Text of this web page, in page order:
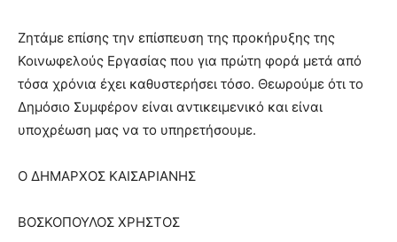
Ζητάμε επίσης την επίσπευση της προκήρυξης της
Κοινωφελούς Εργασίας που για πρώτη φορά μετά από
τόσα χρόνια έχει καθυστερήσει τόσο. Θεωρούμε ότι το
Δημόσιο Συμφέρον είναι αντικειμενικό και είναι
υποχρέωση μας να το υπηρετήσουμε.
Ο ΔΗΜΑΡΧΟΣ ΚΑΙΣΑΡΙΑΝΗΣ
ΒΟΣΚΟΠΟΥΛΟΣ ΧΡΗΣΤΟΣ